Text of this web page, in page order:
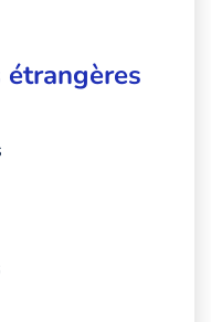
étrangères